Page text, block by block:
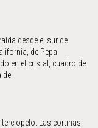
desde el sur de
de Pepa
en el cristal, cuadro de
de
Las cortinas